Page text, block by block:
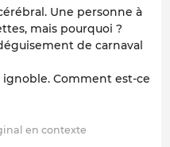
Une personne à
mais pourquoi ?
de carnaval
Comment est-ce